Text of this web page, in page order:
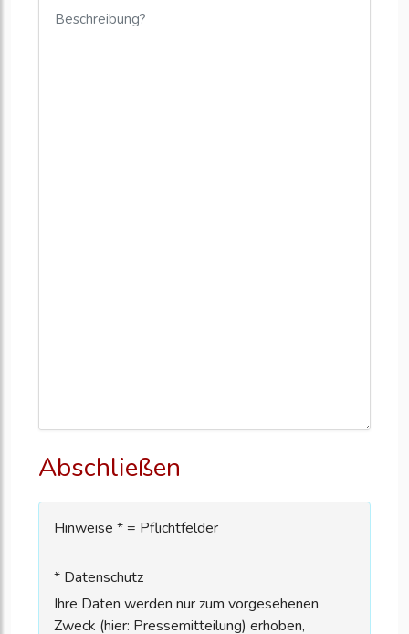
Abschließen
Hinweise * = Pflichtfelder
* Datenschutz
Ihre Daten werden nur zum vorgesehenen
Zweck (hier: Pressemitteilung) erhoben,